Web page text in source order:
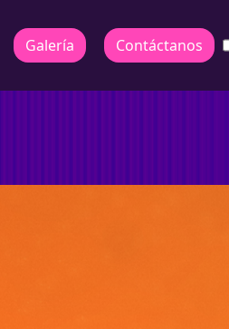
Galería Contáctanos